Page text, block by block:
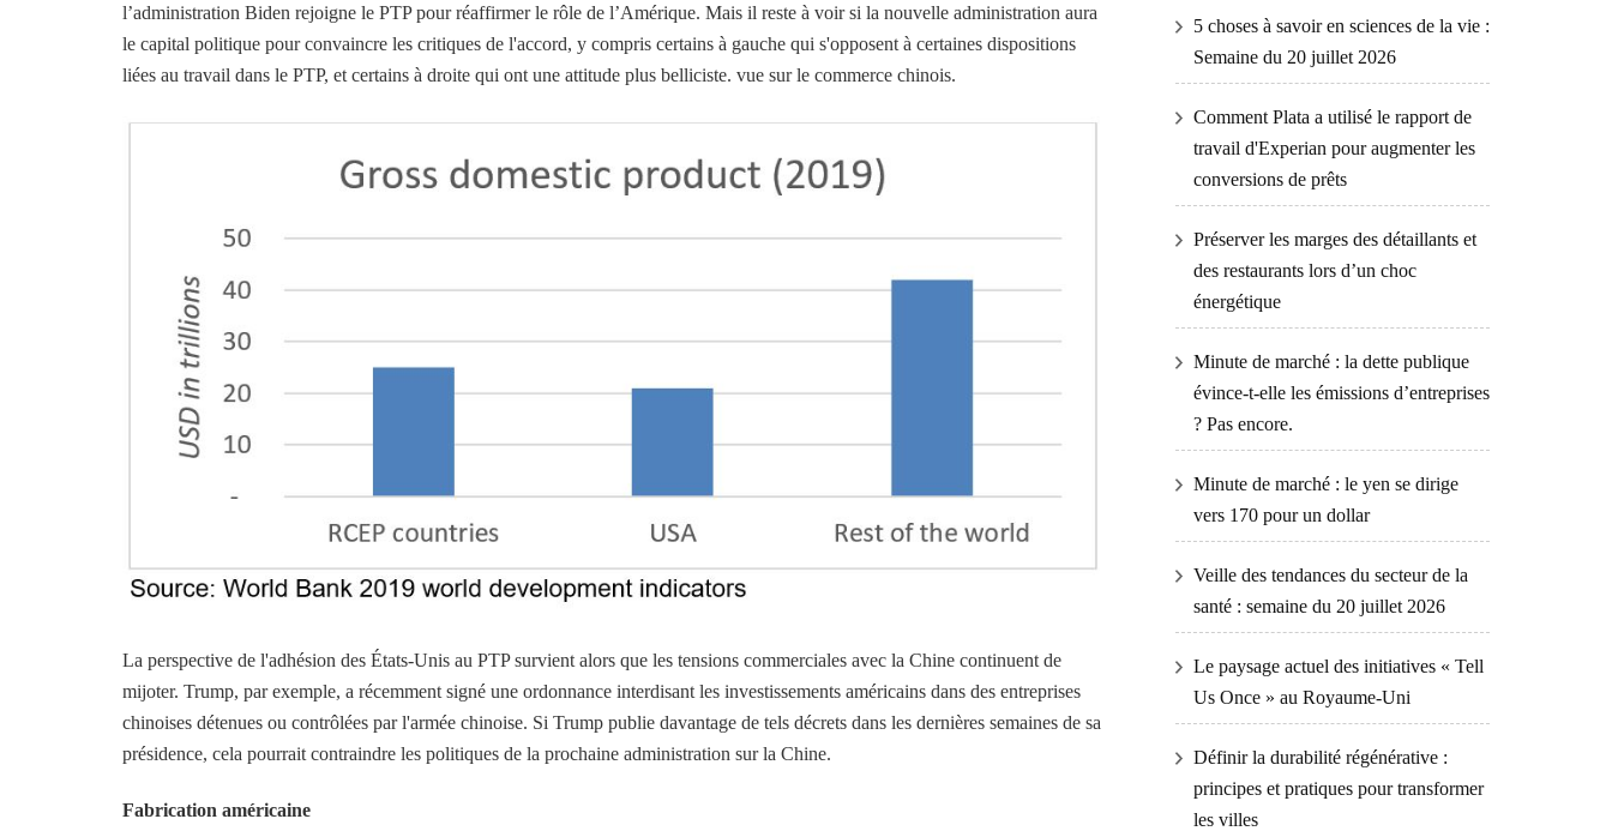
l’administration Biden rejoigne le PTP pour réaffirmer le rôle de l’Amérique. Mais il reste à voir si la nouvelle administration aura
le capital politique pour convaincre les critiques de l'accord, y compris certains à gauche qui s'opposent à certaines dispositions
liées au travail dans le PTP, et certains à droite qui ont une attitude plus belliciste. vue sur le commerce chinois.
La perspective de l'adhésion des États-Unis au PTP survient alors que les tensions commerciales avec la Chine continuent de
mijoter. Trump, par exemple, a récemment signé une ordonnance interdisant les investissements américains dans des entreprises
chinoises détenues ou contrôlées par l'armée chinoise. Si Trump publie davantage de tels décrets dans les dernières semaines de sa
présidence, cela pourrait contraindre les politiques de la prochaine administration sur la Chine.
Fabrication américaine
5 choses à savoir en sciences de la vie :
Semaine du 20 juillet 2026
Comment Plata a utilisé le rapport de
travail d'Experian pour augmenter les
conversions de prêts
Préserver les marges des détaillants et
des restaurants lors d’un choc
énergétique
Minute de marché : la dette publique
évince-t-elle les émissions d’entreprises
? Pas encore.
Minute de marché : le yen se dirige
vers 170 pour un dollar
Veille des tendances du secteur de la
santé : semaine du 20 juillet 2026
Le paysage actuel des initiatives « Tell
Us Once » au Royaume-Uni
Définir la durabilité régénérative :
principes et pratiques pour transformer
les villes